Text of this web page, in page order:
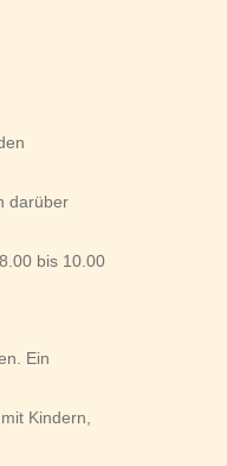
darüber
bis 10.00
Ein
Kindern,